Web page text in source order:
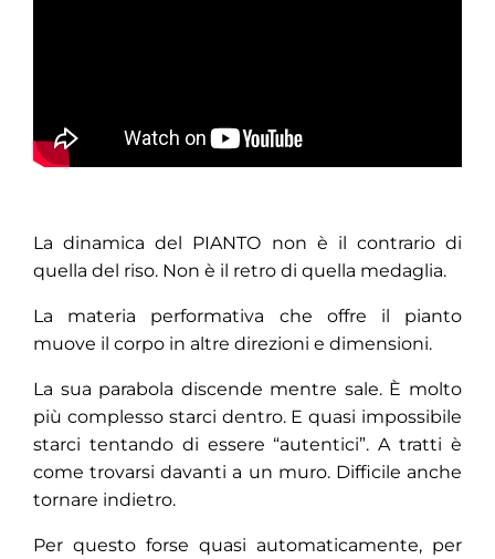
La dinamica del PIANTO non è il contrario di
quella del riso. Non è il retro di quella medaglia.
La materia performativa che offre il pianto
muove il corpo in altre direzioni e dimensioni.
La sua parabola discende mentre sale. È molto
più complesso starci dentro. E quasi impossibile
starci tentando di essere “autentici”. A tratti è
come trovarsi davanti a un muro. Difficile anche
tornare indietro.
Per questo forse quasi automaticamente, per